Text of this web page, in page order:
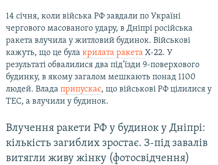
14 січня, коли війська РФ завдали по Україні
чергового масованого удару, в Дніпрі російська
ракета влучила у житловий будинок. Військові
кажуть, що це була крилата ракета Х-22. У
результаті обвалилися два під’їзди 9-поверхового
будинку, в якому загалом мешкають понад 1100
людей. Влада припускає, що військові РФ цілилися у
ТЕС, а влучили у будинок.
Влучення ракети РФ у будинок у Дніпрі:
кількість загиблих зростає. З-під завалів
витягли живу жінку (фотосвідчення)